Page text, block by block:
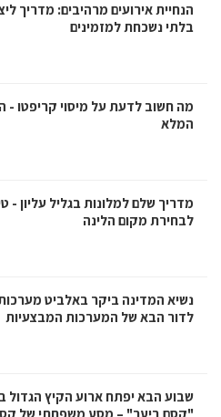
הנחיית אירועים מרהיבים: מדריך
בלתי נשכחת למזמינים
מה חשוב לדעת על מיסוי קריפטו -
המלא
מדריך שלם למלונות בגליל עליון -
לבחירת מקום הלינה
נשיא המדינה ביקר באלביט
לדור הבא של המערכות המבצעיות
שבוע הבא יפתח ארוע הקיץ הגדול